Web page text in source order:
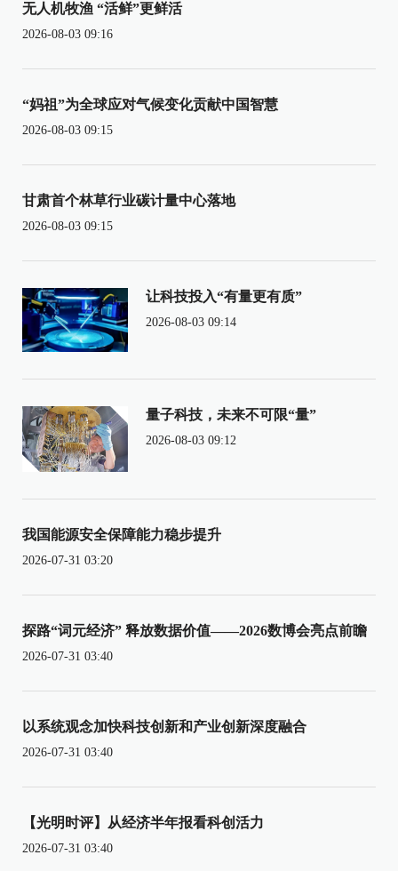
无人机牧渔 “活鲜”更鲜活
2026-08-03 09:16
“妈祖”为全球应对气候变化贡献中国智慧
2026-08-03 09:15
甘肃首个林草行业碳计量中心落地
2026-08-03 09:15
让科技投入“有量更有质”
2026-08-03 09:14
量子科技，未来不可限“量”
2026-08-03 09:12
我国能源安全保障能力稳步提升
2026-07-31 03:20
探路“词元经济” 释放数据价值——2026数博会亮点前瞻
2026-07-31 03:40
以系统观念加快科技创新和产业创新深度融合
2026-07-31 03:40
【光明时评】从经济半年报看科创活力
2026-07-31 03:40